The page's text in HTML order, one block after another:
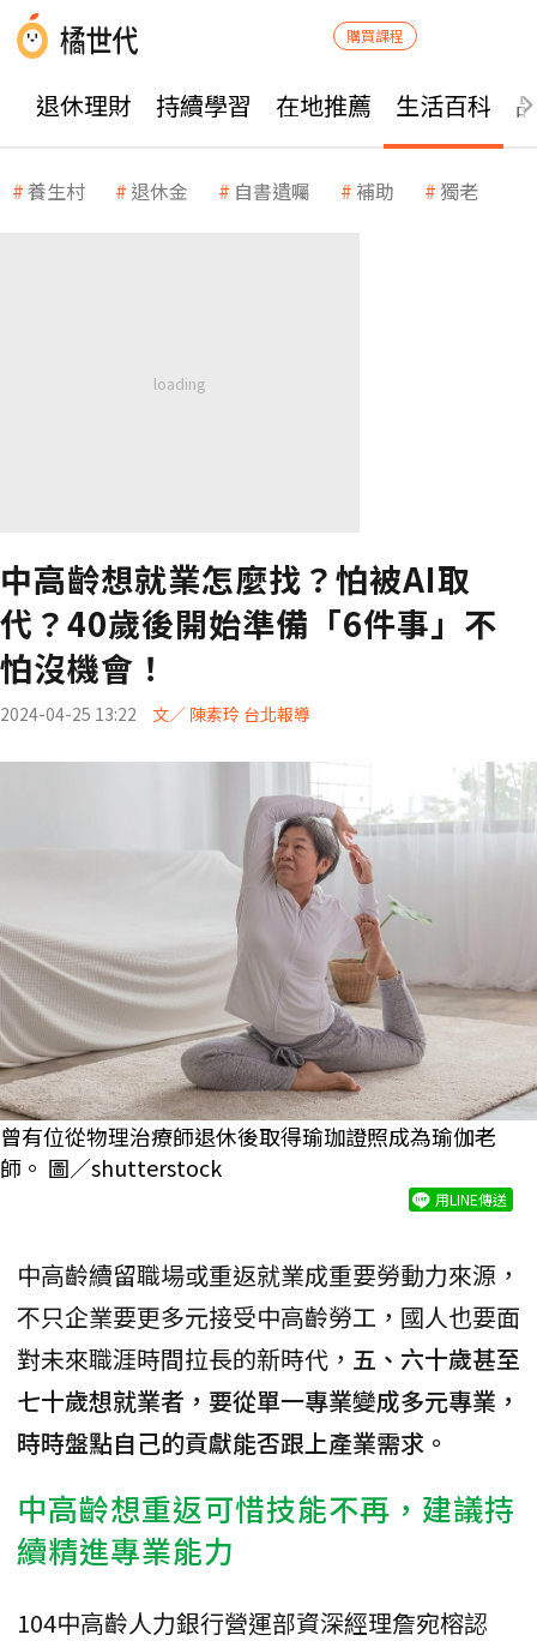
購買課程
退休理財 持續學習 在地推薦 生活百科
養生村 退休金 自書遺囑 補助 獨老
中高齡想就業怎麼找？怕被AI取
代？40歲後開始準備「6件事」不
怕沒機會！
2024-04-25 13:22 文／ 陳素玲 台北報導
曾有位從物理治療師退休後取得瑜珈證照成為瑜伽老
師。 圖／shutterstock
用LINE傳送
中高齡續留職場或重返就業成重要勞動力來源，
不只企業要更多元接受中高齡勞工，國人也要面
對未來職涯時間拉長的新時代， 五、六十歲甚至
七十歲想就業者，要從單一專業變成多元專業，
時時盤點自己的貢獻能否跟上產業需求。
中高齡想重返可惜技能不再，建議持
續精進專業能力
104中高齡人力銀行營運部資深經理詹宛榕認